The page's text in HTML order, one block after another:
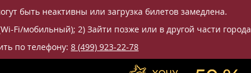
быть неактивны или загрузка билетов замедлена.
Fi/мобильный); 2) Зайти позже или в другой части города
по телефону: 8 (499) 923-22-78